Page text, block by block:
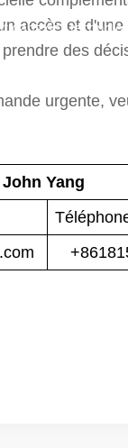
dans des
accès et
des
urgente,
John Yang